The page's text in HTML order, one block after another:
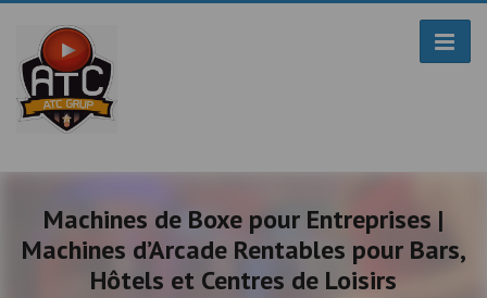
Machines de Boxe pour Entreprises |
Machines d’Arcade Rentables pour Bars,
Hôtels et Centres de Loisirs